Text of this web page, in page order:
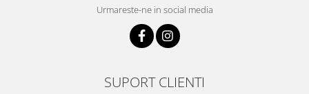
Urmareste-ne in social media
SUPORT CLIENTI